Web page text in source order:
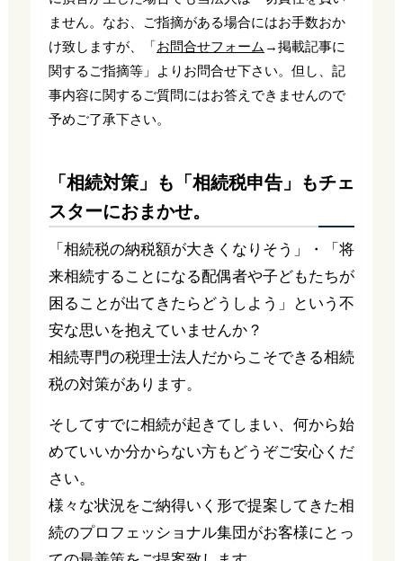
ません。なお、ご指摘がある場合にはお手数おか
け致しますが、「お問合せフォーム →掲載記事に
関するご指摘等」よりお問合せ下さい。但し、記
事内容に関するご質問にはお答えできませんので
予めご了承下さい。
「相続対策」も「相続税申告」もチェ
スターにおまかせ。
「相続税の納税額が大きくなりそう」・「将
来相続することになる配偶者や子どもたちが
困ることが出てきたらどうしよう」という不
安な思いを抱えていませんか？
相続専門の税理士法人だからこそできる相続
税の対策があります。
そしてすでに相続が起きてしまい、何から始
めていいか分からない方もどうぞご安心くだ
さい。
様々な状況をご納得いく形で提案してきた相
続のプロフェッショナル集団がお客様にとっ